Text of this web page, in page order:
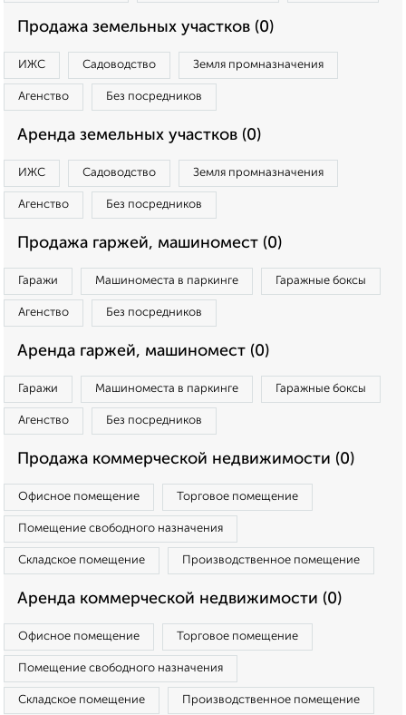
Продажа земельных участков (0)
ИЖС Садоводство Земля промназначения
Агенство Без посредников
Аренда земельных участков (0)
ИЖС Садоводство Земля промназначения
Агенство Без посредников
Продажа гаржей, машиномест (0)
Гаражи Машиноместа в паркинге Гаражные боксы
Агенство Без посредников
Аренда гаржей, машиномест (0)
Гаражи Машиноместа в паркинге Гаражные боксы
Агенство Без посредников
Продажа коммерческой недвижимости (0)
Офисное помещение Торговое помещение
Помещение свободного назначения
Складское помещение Производственное помещение
Аренда коммерческой недвижимости (0)
Офисное помещение Торговое помещение
Помещение свободного назначения
Складское помещение Производственное помещение